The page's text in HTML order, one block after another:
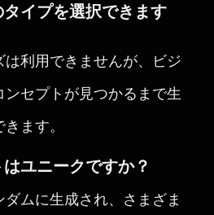
イプを選択できます
利用できませんが、ビジ
ンセプトが見つかるまで生
ます。
ユニークですか？
ムに生成され、さまざま